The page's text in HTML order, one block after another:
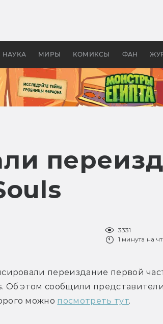
НАУКА МИРЫ КОМИКСЫ ФАН
«Властелина колец»
3331
1 минута на
переиздание первой
Об этом сообщили
можно посмотреть тут.